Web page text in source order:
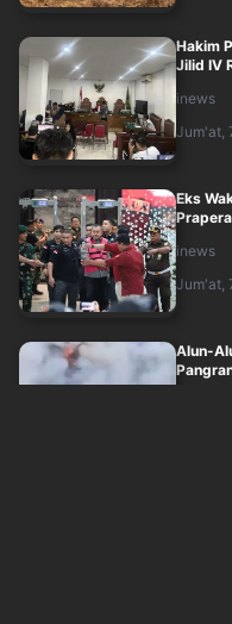
Hakim
Jilid IV
inews
Jum'at,
Eks
inews
Jum'at,
Alun-